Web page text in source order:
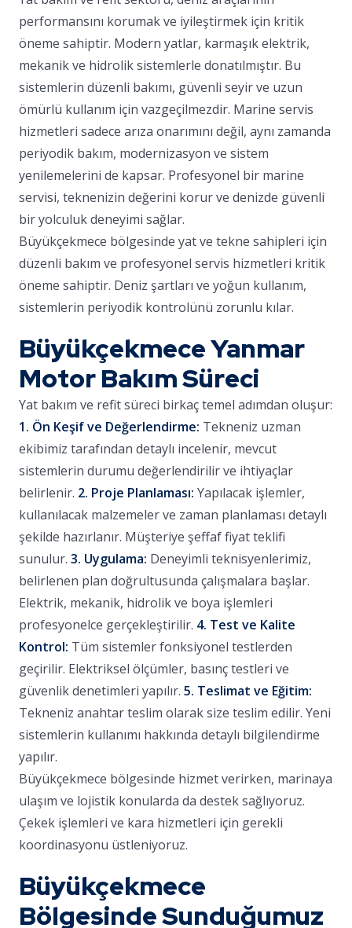
performansını korumak ve iyileştirmek için kritik
öneme sahiptir. Modern yatlar, karmaşık elektrik,
mekanik ve hidrolik sistemlerle donatılmıştır. Bu
sistemlerin düzenli bakımı, güvenli seyir ve uzun
ömürlü kullanım için vazgeçilmezdir. Marine servis
hizmetleri sadece arıza onarımını değil, aynı zamanda
periyodik bakım, modernizasyon ve sistem
yenilemelerini de kapsar. Profesyonel bir marine
servisi, teknenizin değerini korur ve denizde güvenli
bir yolculuk deneyimi sağlar.
Büyükçekmece bölgesinde yat ve tekne sahipleri için
düzenli bakım ve profesyonel servis hizmetleri kritik
öneme sahiptir. Deniz şartları ve yoğun kullanım,
sistemlerin periyodik kontrolünü zorunlu kılar.
Büyükçekmece Yanmar
Motor Bakım Süreci
Yat bakım ve refit süreci birkaç temel adımdan oluşur:
1. Ön Keşif ve Değerlendirme: Tekneniz uzman
ekibimiz tarafından detaylı incelenir, mevcut
sistemlerin durumu değerlendirilir ve ihtiyaçlar
belirlenir. 2. Proje Planlaması: Yapılacak işlemler,
kullanılacak malzemeler ve zaman planlaması detaylı
şekilde hazırlanır. Müşteriye şeffaf fiyat teklifi
sunulur. 3. Uygulama: Deneyimli teknisyenlerimiz,
belirlenen plan doğrultusunda çalışmalara başlar.
Elektrik, mekanik, hidrolik ve boya işlemleri
profesyonelce gerçekleştirilir. 4. Test ve Kalite
Kontrol: Tüm sistemler fonksiyonel testlerden
geçirilir. Elektriksel ölçümler, basınç testleri ve
güvenlik denetimleri yapılır. 5. Teslimat ve Eğitim:
Tekneniz anahtar teslim olarak size teslim edilir. Yeni
sistemlerin kullanımı hakkında detaylı bilgilendirme
yapılır.
Büyükçekmece bölgesinde hizmet verirken, marinaya
ulaşım ve lojistik konularda da destek sağlıyoruz.
Çekek işlemleri ve kara hizmetleri için gerekli
koordinasyonu üstleniyoruz.
Büyükçekmece
Bölgesinde Sunduğumuz